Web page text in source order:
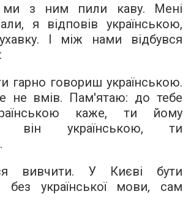
ми з ним пили каву. Мені
я відповів українською,
І між нами відбувся
гарно говориш українською.
не вмів. Пам'ятаю: до тебе
каже, ти йому
він українською, ти
вивчити. У Києві бути
без української мови, сам